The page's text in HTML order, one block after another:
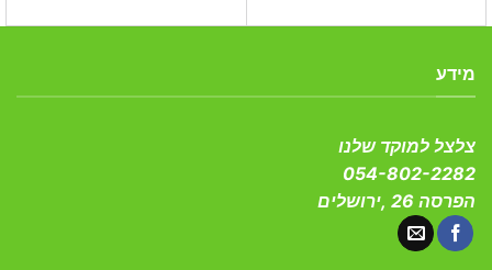
מידע
צלצל למוקד שלנו
054-802-2282
הפרסה 26 ,ירושלים